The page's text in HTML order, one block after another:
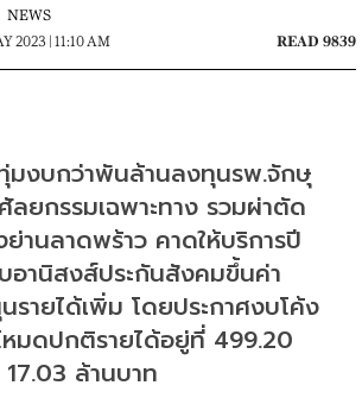
NEWS
2023 | 11:10 AM
READ 9839
มงบกว่าพันล้านลงทุนรพ.จักษุ
ลยกรรมเฉพาะทาง รวมผ่าตัด
ย่านลาดพร้าว คาดให้บริการปี
อานิสงส์ประกันสังคมขึ้นค่า
รายได้เพิ่ม โดยประกาศงบโค้ง
มดปกติรายได้อยู่ที่ 499.20
ล้านบาท